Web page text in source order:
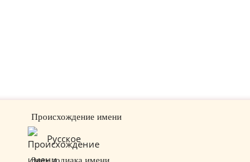
Происхождение имени
Русское